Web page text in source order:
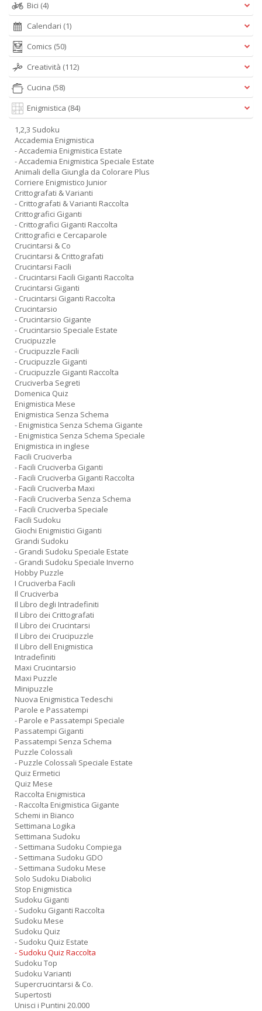
Bici (4)
Calendari (1)
Comics (50)
Creatività (112)
Cucina (58)
Enigmistica (84)
1,2,3 Sudoku
Accademia Enigmistica
- Accademia Enigmistica Estate
- Accademia Enigmistica Speciale Estate
Animali della Giungla da Colorare Plus
Corriere Enigmistico Junior
Crittografati & Varianti
- Crittografati & Varianti Raccolta
Crittografici Giganti
- Crittografici Giganti Raccolta
Crittografici e Cercaparole
Crucintarsi & Co
Crucintarsi & Crittografati
Crucintarsi Facili
- Crucintarsi Facili Giganti Raccolta
Crucintarsi Giganti
- Crucintarsi Giganti Raccolta
Crucintarsio
- Crucintarsio Gigante
- Crucintarsio Speciale Estate
Crucipuzzle
- Crucipuzzle Facili
- Crucipuzzle Giganti
- Crucipuzzle Giganti Raccolta
Cruciverba Segreti
Domenica Quiz
Enigmistica Mese
Enigmistica Senza Schema
- Enigmistica Senza Schema Gigante
- Enigmistica Senza Schema Speciale
Enigmistica in inglese
Facili Cruciverba
- Facili Cruciverba Giganti
- Facili Cruciverba Giganti Raccolta
- Facili Cruciverba Maxi
- Facili Cruciverba Senza Schema
- Facili Cruciverba Speciale
Facili Sudoku
Giochi Enigmistici Giganti
Grandi Sudoku
- Grandi Sudoku Speciale Estate
- Grandi Sudoku Speciale Inverno
Hobby Puzzle
I Cruciverba Facili
Il Cruciverba
Il Libro degli Intradefiniti
Il Libro dei Crittografati
Il Libro dei Crucintarsi
Il Libro dei Crucipuzzle
Il Libro dell Enigmistica
Intradefiniti
Maxi Crucintarsio
Maxi Puzzle
Minipuzzle
Nuova Enigmistica Tedeschi
Parole e Passatempi
- Parole e Passatempi Speciale
Passatempi Giganti
Passatempi Senza Schema
Puzzle Colossali
- Puzzle Colossali Speciale Estate
Quiz Ermetici
Quiz Mese
Raccolta Enigmistica
- Raccolta Enigmistica Gigante
Schemi in Bianco
Settimana Logika
Settimana Sudoku
- Settimana Sudoku Compiega
- Settimana Sudoku GDO
- Settimana Sudoku Mese
Solo Sudoku Diabolici
Stop Enigmistica
Sudoku Giganti
- Sudoku Giganti Raccolta
Sudoku Mese
Sudoku Quiz
- Sudoku Quiz Estate
- Sudoku Quiz Raccolta
Sudoku Top
Sudoku Varianti
Supercrucintarsi & Co.
Supertosti
Unisci i Puntini 20.000